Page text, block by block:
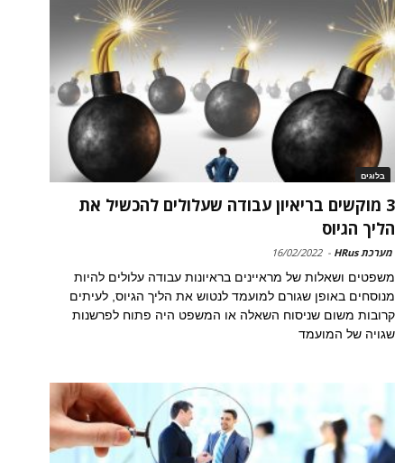
בלוגים
3 מוקשים בריאיון עבודה שעלולים להכשיל את
הליך הגיוס
מערכת HRus -
16/02/2022
משפטים ושאלות של מראיינים בראיונות עבודה עלולים להיות
מנוסחים באופן שגורם למועמד לנטוש את הליך הגיוס, לעיתים
קרובות משום שניסוח השאלה או המשפט היה פתוח לפרשנות
שגויה של המועמד